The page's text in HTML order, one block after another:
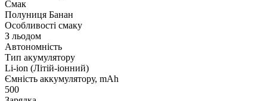
Смак
Полуниця Банан
Особливості смаку
З льодом
Автономність
Тип акумулятору
Li-ion (Літій-іонний)
Ємність аккумулятору, mAh
500